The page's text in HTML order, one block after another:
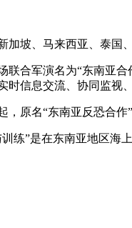
加坡、马来西亚、泰国
军演名为“东南亚合
信息交流、协同监视、
名“东南亚反恐合作”
”是在东南亚地区海上